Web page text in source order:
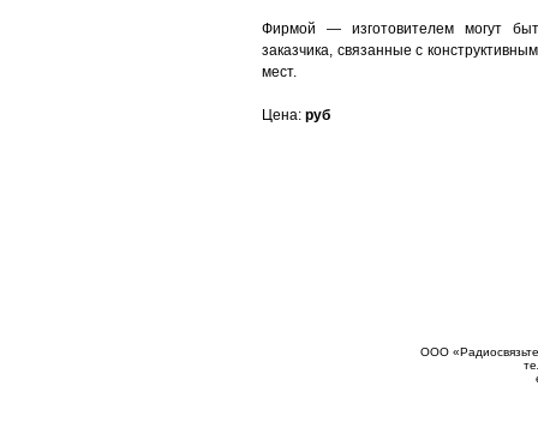
Фирмой — изготовителем могут
заказчика, связанные с
мест.
Цена: руб
ООО